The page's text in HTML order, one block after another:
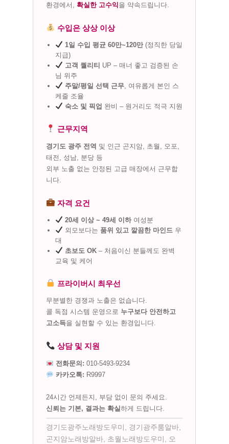
환경에서,확실한 고수익을 약속드립니다.
수입은 상상 이상
1일 수입 평균 60만~120만(정직한 당일
지급)
고객 퀄리티 UP – 매너 좋고 검증된 손
님 위주
주말/평일 선택 근무 , 여유롭게 본인 스
케줄 조율
숙소 및 픽업 완비 – 원거리도 적극 지원
근무지역
경기도 광주 전역 및 인근 곤지암, 초월, 오포,
태전, 성남, 분당 등
외부 노출 없는 안정된 고급 매장에서 근무합
니다.
자격 요건
20세 이상 ~ 49세 이하여성분
외모보다는 품위 있고 깔끔한 마인드 우
대
초보도 OK – 처음이신 분들께도 완벽
교육 및 케어
프라이버시 최우선
무분별한 경쟁과 노출은 없습니다.
콜 독점 시스템 운영으로 누구보다 안전하고
고소득을 실현할 수 있는 환경입니다.
상담 및 지원
전화문의: 010-5493-9234
카카오톡: R9997
24시간 언제든지, 부담 없이 문의 주세요.
신뢰는 기본, 결과는 확실하게 드립니다.
경기도광주노래방도우미, 경기광주룸알바,
곤지암노래방알바, 초월노래방도우미, 오